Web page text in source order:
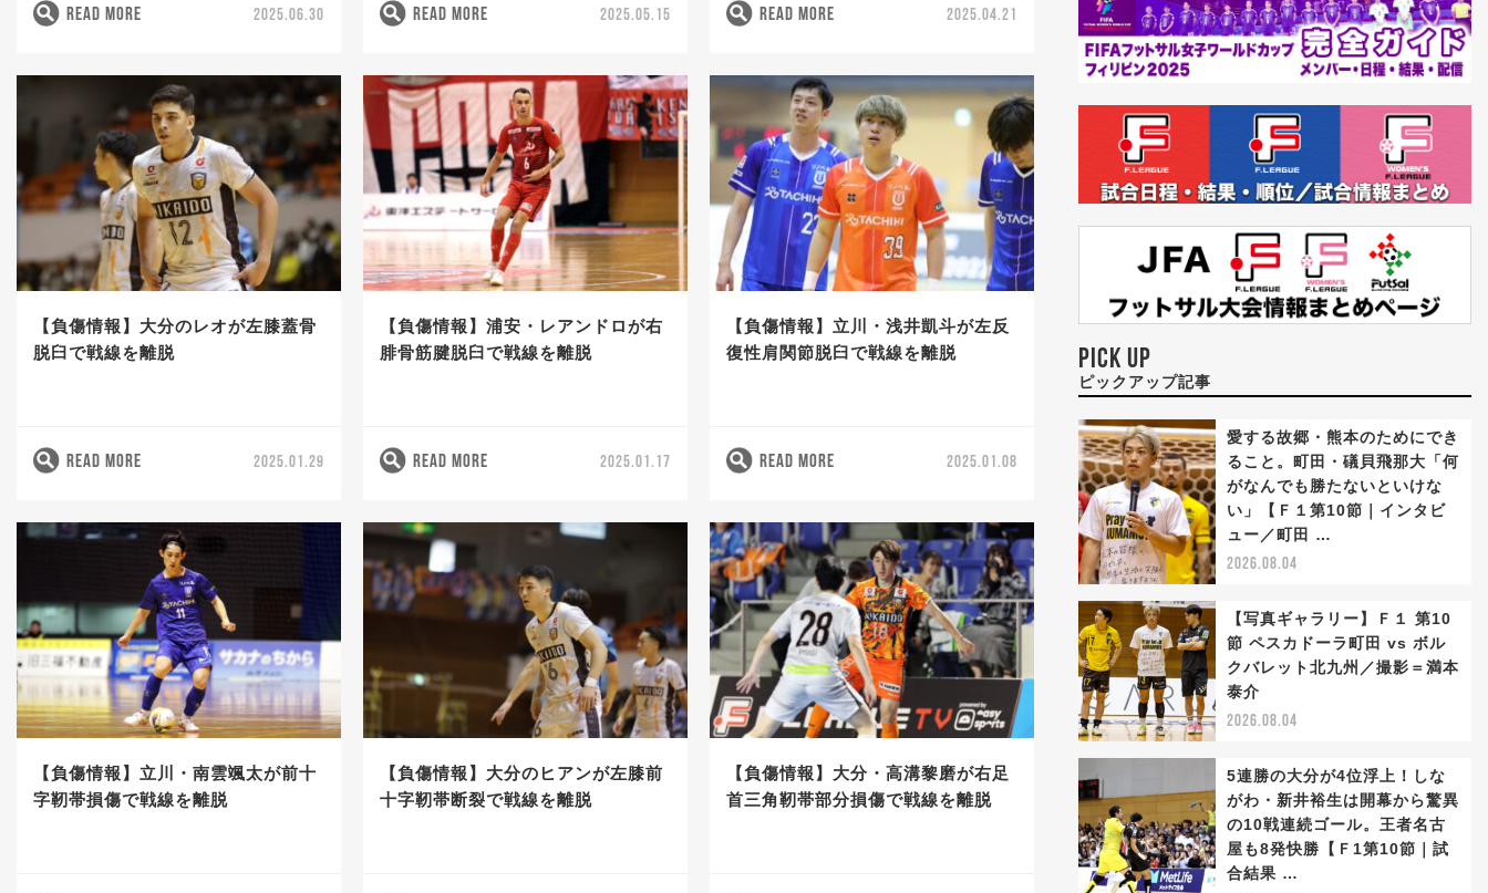
READ MORE 2025.06.30 READ MORE 2025.05.15 READ MORE 2025.04.21
【負傷情報】大分のレオが左膝蓋骨
脱臼で戦線を離脱
READ MORE 2025.01.29
【負傷情報】浦安・レアンドロが右
腓骨筋腱脱臼で戦線を離脱
READ MORE 2025.01.17
【負傷情報】立川・浅井凱斗が左反
復性肩関節脱臼で戦線を離脱
READ MORE 2025.01.08
【負傷情報】立川・南雲颯太が前十
字靭帯損傷で戦線を離脱
【負傷情報】大分のヒアンが左膝前
十字靭帯断裂で戦線を離脱
【負傷情報】大分・高溝黎磨が右足
首三角靭帯部分損傷で戦線を離脱
PICK UP
ピックアップ記事
愛する故郷・熊本のためにでき
ること。町田・礒貝飛那大「何
がなんでも勝たないといけな
い」【Ｆ１第10節｜インタビ
ュー／町田 …
2026.08.04
【写真ギャラリー】Ｆ１ 第10
節 ペスカドーラ町田 vs ボル
クバレット北九州／撮影＝満本
泰介
2026.08.04
5連勝の大分が4位浮上！しな
がわ・新井裕生は開幕から驚異
の10戦連続ゴール。王者名古
屋も8発快勝【Ｆ1第10節｜試
合結果 …